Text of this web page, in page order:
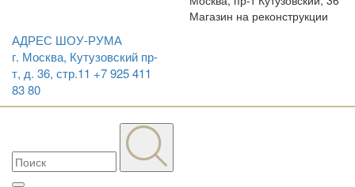
Магазин на реконструкции
АДРЕС ШОУ-РУМА
г. Москва, Кутузовский пр-
т, д. 36, стр.11 +7 925 411
83 80